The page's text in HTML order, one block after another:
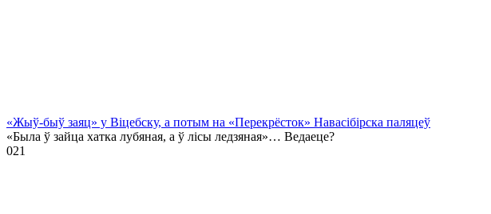
«Жыў-быў заяц» у Віцебску, а потым на «Перекрёсток» Навасібірска паляцеў
«Была ў зайца хатка лубяная, а ў лісы ледзяная»… Ведаеце?
021